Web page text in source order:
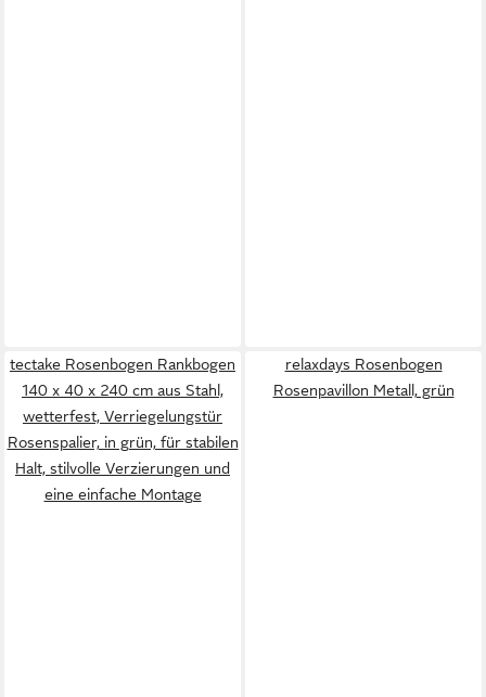
tectake Rosenbogen Rankbogen
140 x 40 x 240 cm aus Stahl,
wetterfest, Verriegelungstür
Rosenspalier, in grün, für stabilen
Halt, stilvolle Verzierungen und
eine einfache Montage
relaxdays Rosenbogen
Rosenpavillon Metall, grün